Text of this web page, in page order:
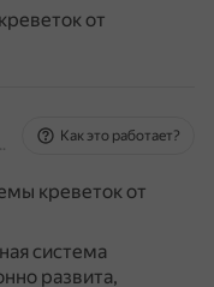
от
неточности
Как это работает?
креветок от
система
развита,